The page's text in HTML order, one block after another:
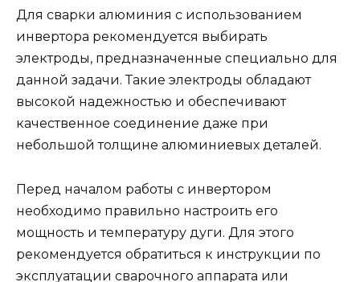
Для сварки алюминия с использованием
инвертора рекомендуется выбирать
электроды, предназначенные специально для
данной задачи. Такие электроды обладают
высокой надежностью и обеспечивают
качественное соединение даже при
небольшой толщине алюминиевых деталей.
Перед началом работы с инвертором
необходимо правильно настроить его
мощность и температуру дуги. Для этого
рекомендуется обратиться к инструкции по
эксплуатации сварочного аппарата или